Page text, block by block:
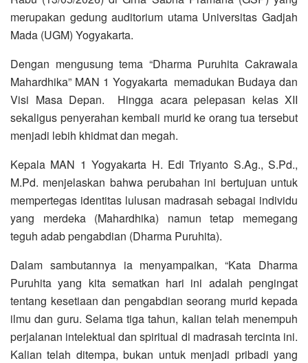
merupakan gedung auditorium utama Universitas Gadjah
Mada (UGM) Yogyakarta.
Dengan mengusung tema “Dharma Puruhita Cakrawala
Mahardhika” MAN 1 Yogyakarta memadukan Budaya dan
Visi Masa Depan. Hingga acara pelepasan kelas XII
sekaligus penyerahan kembali murid ke orang tua tersebut
menjadi lebih khidmat dan megah.
Kepala MAN 1 Yogyakarta H. Edi Triyanto S.Ag., S.Pd.,
M.Pd. menjelaskan bahwa perubahan ini bertujuan untuk
mempertegas identitas lulusan madrasah sebagai individu
yang merdeka (Mahardhika) namun tetap memegang
teguh adab pengabdian (Dharma Puruhita).
Dalam sambutannya ia menyampaikan, “Kata Dharma
Puruhita yang kita sematkan hari ini adalah pengingat
tentang kesetiaan dan pengabdian seorang murid kepada
ilmu dan guru. Selama tiga tahun, kalian telah menempuh
perjalanan intelektual dan spiritual di madrasah tercinta ini.
Kalian telah ditempa, bukan untuk menjadi pribadi yang